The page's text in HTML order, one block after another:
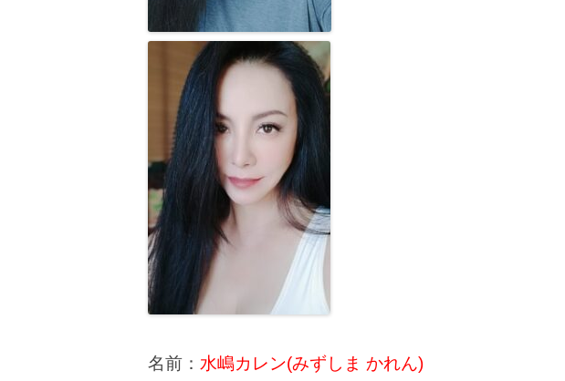
名前： 水嶋カレン(みずしま かれん)